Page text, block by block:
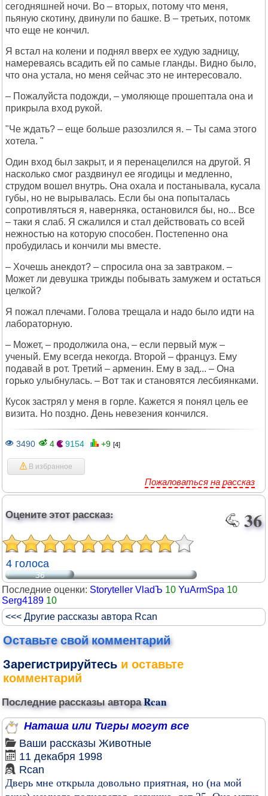
сегодняшней ночи. Во – вторых, потому что меня,
пьяную скотину, двинули по башке. В – третьих, потомк
что еще не кончил.
Я встал на колени и поднял вверх ее худую задницу,
намереваясь всадить ей по самые гланды. Видно было,
что она устала, но меня сейчас это не интересовало.
– Пожалуйста подожди, – умоляюще прошептала она и
прикрыла вход рукой.
"Че ждать? – еще больше разозлился я. – Ты сама этого
хотела. "
Один вход был закрыт, и я перенацелился на другой. Я
насколько смог раздвинул ее ягодицы и медленно,
струдом вошел внутрь. Она охала и постанывала, кусала
губы, но не вырывалась. Если бы она попыталась
сопротивляться я, наверняка, остановился бы, но... Все
– таки я слаб. Я сжалился и стал действовать со всей
нежностью на которую способен. Постепенно она
пробудилась и кончили мы вместе.
– Хочешь анекдот? – спросила она за завтраком. –
Может ли девушка трижды побывать замужем и остаться
целкой?
Я пожал плечами. Голова трещала и надо было идти на
лабораторную.
– Может, – продолжила она, – если первый муж –
ученый. Ему всегда некогда. Второй – француз. Ему
подавай в рот. Третий – арменин. Ему в зад... – Она
горько улыбнулась. – Вот так и становятся лесбиянками.
Кусок застрял у меня в горле. Кажется я понял цель ее
визита. Но поздно. День невезения кончился.
3490 4 9154 +9 [4]
В избранное
Пожаловаться на рассказ
Оцените этот рассказ: 36
4 голоса
36
Последние оценки: Storyteller VladЪ 10 YuArmSpa 10
Serg4189 10
<<< Другие рассказы автора Rcan
Оставьте свой комментарий
Зарегистрируйтесь и оставьте
комментарий
Последние рассказы автораRcan
Наташа или Тигры могут все
Ваши рассказы Животные
11 декабря 1998
Rcan
Дверь мне открыла довольно приятная, но (на мой